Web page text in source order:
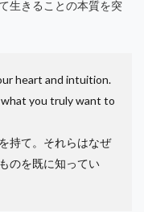
生きることの本質を突
heart and intuition.
you truly want to
持て。それらはなぜ
のを既に知ってい